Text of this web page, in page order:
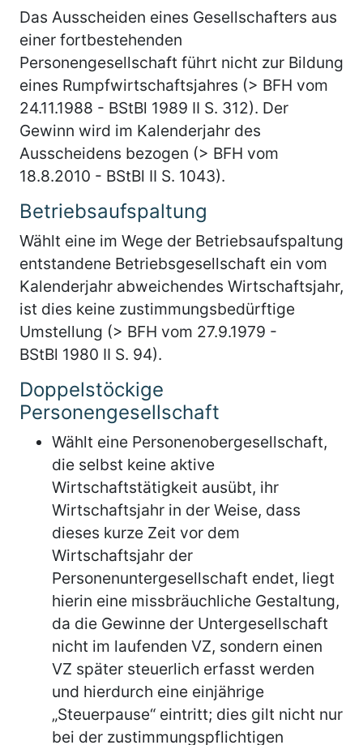
Das Ausscheiden eines Gesellschafters aus
einer fortbestehenden
Personengesellschaft führt nicht zur Bildung
eines Rumpfwirtschaftsjahres (> BFH vom
24.11.1988 - BStBl 1989 II S. 312). Der
Gewinn wird im Kalenderjahr des
Ausscheidens bezogen (> BFH vom
18.8.2010 - BStBl II S. 1043).
Betriebsaufspaltung
Wählt eine im Wege der Betriebsaufspaltung
entstandene Betriebsgesellschaft ein vom
Kalenderjahr abweichendes Wirtschaftsjahr,
ist dies keine zustimmungsbedürftige
Umstellung (> BFH vom 27.9.1979 -
BStBl 1980 II S. 94).
Doppelstöckige
Personengesellschaft
Wählt eine Personenobergesellschaft,
die selbst keine aktive
Wirtschaftstätigkeit ausübt, ihr
Wirtschaftsjahr in der Weise, dass
dieses kurze Zeit vor dem
Wirtschaftsjahr der
Personenuntergesellschaft endet, liegt
hierin eine missbräuchliche Gestaltung,
da die Gewinne der Untergesellschaft
nicht im laufenden VZ, sondern einen
VZ später steuerlich erfasst werden
und hierdurch eine einjährige
„Steuerpause“ eintritt; dies gilt nicht nur
bei der zustimmungspflichtigen